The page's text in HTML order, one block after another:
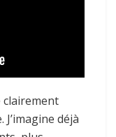
clairement
déjà